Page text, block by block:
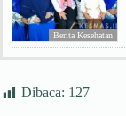
Berita Kesehatan
Dibaca: 127